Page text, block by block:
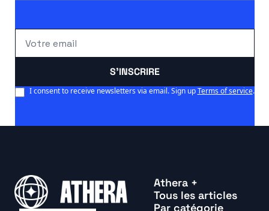
S'INSCRIRE
I consent to receive newsletters via email. Sign up Terms of service.
Athera +
Tous les articles
Par catégorie